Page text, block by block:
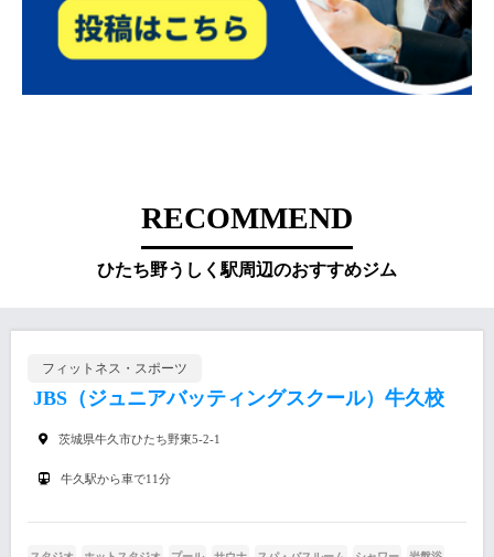
RECOMMEND
ひたち野うしく駅周辺のおすすめジム
フィットネス・スポーツ
JBS（ジュニアバッティングスクール）牛久校
茨城県牛久市ひたち野東5-2-1
牛久駅から車で11分